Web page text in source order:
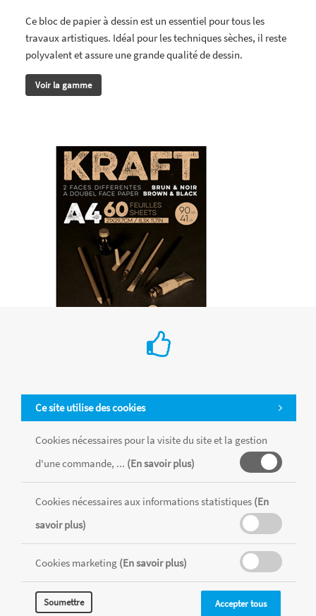
Ce bloc de papier à dessin est un essentiel pour tous les
travaux artistiques. Idéal pour les techniques sèches, il reste
polyvalent et assure une grande qualité de dessin.
Voir la gamme
€ 11.50
Bloc de papier kraft double face (noir au recto, brun au verso)
pour les beaux-arts.
Ajouter au Panier
Ce site utilise des cookies
Cookies nécessaires pour la visite du site et la gestion
d'une commande, ... (En savoir plus)
Cookies nécessaires aux informations statistiques (En
savoir plus)
Cookies marketing (En savoir plus)
Soumettre Accepter tous